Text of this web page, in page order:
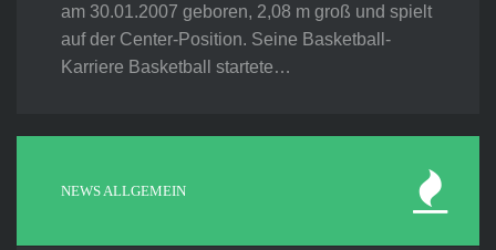
am 30.01.2007 geboren, 2,08 m groß und spielt
auf der Center-Position. Seine Basketball-
Karriere Basketball startete…
NEWS ALLGEMEIN